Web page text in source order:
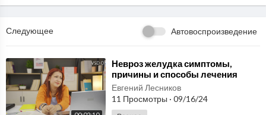
Следующее Автовоспроизведение
⁣Невроз желудка симптомы,
причины и способы лечения
Евгений Лесников
11 Просмотры · 09/16/24